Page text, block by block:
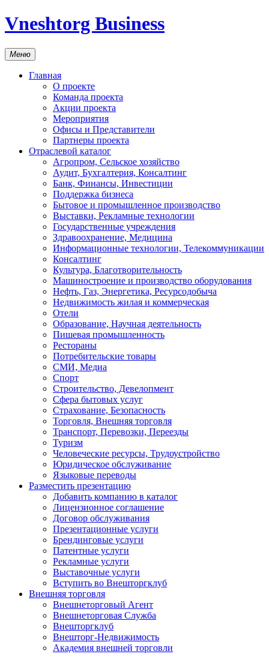
Vneshtorg Business
Меню
Главная
О проекте
Команда проекта
Акции проекта
Мероприятия
Офисы и Представители
Партнеры проекта
Отраслевой каталог
Агропром, Сельское хозяйство
Аудит, Бухгалтерия, Консалтинг
Банк, Финансы, Инвестиции
Поддержка бизнеса
Бытовое и промышленное производство
Выставки, Рекламные технологии
Государственные учреждения
Здравоохранение, Медицина
Информационные технологии, Телекоммуникации
Консалтинг
Культура, Благотворительность
Машиностроение и производство оборудования
Нефть, Газ, Энергетика, Ресурсодобыча
Недвижимость жилая и коммерческая
Отели
Образование, Научная деятельность
Пишевая промышленность
Рестораны
Потребительские товары
СМИ, Медиа
Спорт
Строительство, Девелопмент
Сфера бытовых услуг
Страхование, Безопасность
Торговля, Внешняя торговля
Транспорт, Перевозки, Переезды
Туризм
Человеческие ресурсы, Трудоустройство
Юридическое обслуживание
Языковые переводы
Разместить презентацию
Добавить компанию в каталог
Лицензионное соглашение
Договор обслуживания
Презентационные услуги
Брендинговые услуги
Патентные услуги
Рекламные услуги
Выставочные услуги
Вступить во Внешторгклуб
Внешняя торговля
Внешнеторговый Агент
Внешнеторговая Служба
Внешторгклуб
Внешторг-Недвижимость
Академия внешней торговли